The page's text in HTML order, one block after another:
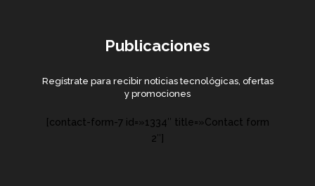
Publicaciones
Regístrate para recibir noticias tecnológicas, ofertas
y promociones
[contact-form-7 id=»1334″ title=»Contact form
2″]